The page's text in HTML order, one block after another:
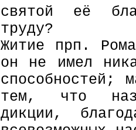
святой её
труду?
Житие прп.
он не имел
способностей;
тем, что
дикции,